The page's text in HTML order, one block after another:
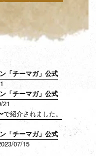
「チーマガ」公式
「チーマガ」公式
21
で紹介されました。
「チーマガ」公式
07/15